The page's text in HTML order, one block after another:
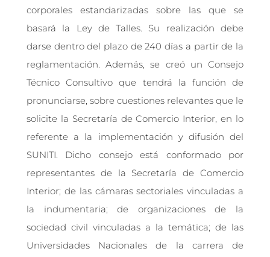
corporales estandarizadas sobre las que se
basará la Ley de Talles. Su realización debe
darse dentro del plazo de 240 días a partir de la
reglamentación. Además, se creó un Consejo
Técnico Consultivo que tendrá la función de
pronunciarse, sobre cuestiones relevantes que le
solicite la Secretaría de Comercio Interior, en lo
referente a la implementación y difusión del
SUNITI. Dicho consejo está conformado por
representantes de la Secretaría de Comercio
Interior; de las cámaras sectoriales vinculadas a
la indumentaria; de organizaciones de la
sociedad civil vinculadas a la temática; de las
Universidades Nacionales de la carrera de